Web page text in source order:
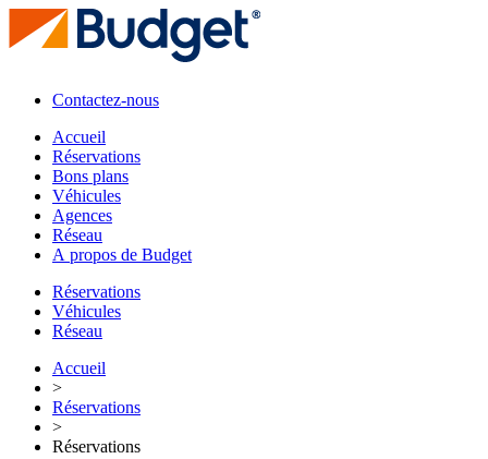
Contactez-nous
Accueil
Réservations
Bons plans
Véhicules
Agences
Réseau
A propos de Budget
Réservations
Véhicules
Réseau
Accueil
>
Réservations
>
Réservations